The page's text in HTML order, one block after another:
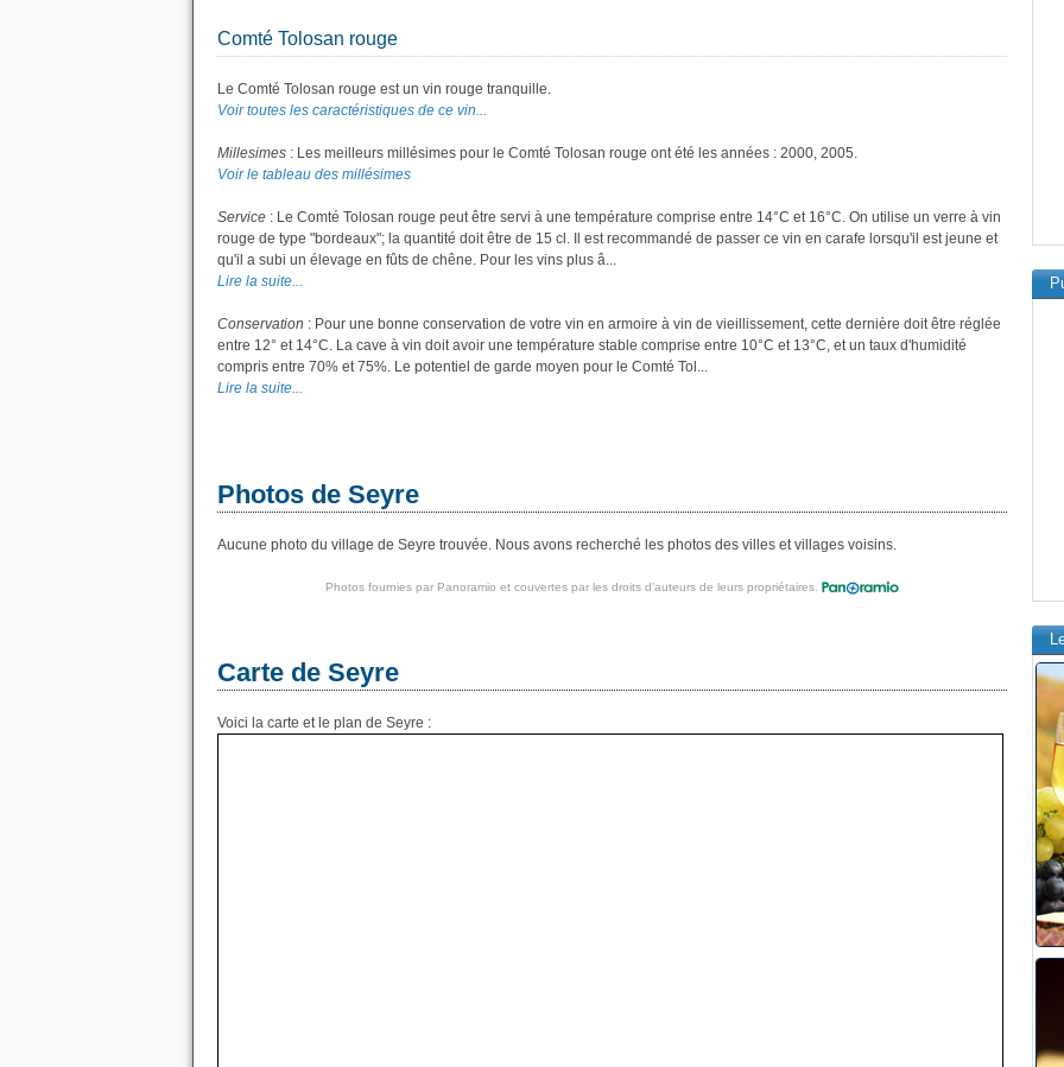
Comté Tolosan rouge
Le Comté Tolosan rouge est un vin rouge tranquille.
Voir toutes les caractéristiques de ce vin...
Millesimes : Les meilleurs millésimes pour le Comté Tolosan rouge ont été les années : 2000, 2005.
Voir le tableau des millésimes
Service : Le Comté Tolosan rouge peut être servi à une température comprise entre 14°C et 16°C. On utilise un verre à vin
rouge de type "bordeaux"; la quantité doit être de 15 cl. Il est recommandé de passer ce vin en carafe lorsqu'il est jeune et
qu'il a subi un élevage en fûts de chêne. Pour les vins plus â...
Lire la suite...
Conservation : Pour une bonne conservation de votre vin en armoire à vin de vieillissement, cette dernière doit être réglée
entre 12° et 14°C. La cave à vin doit avoir une température stable comprise entre 10°C et 13°C, et un taux d'humidité
compris entre 70% et 75%. Le potentiel de garde moyen pour le Comté Tol...
Lire la suite...
Photos de Seyre
Aucune photo du village de Seyre trouvée. Nous avons recherché les photos des villes et villages voisins.
Photos fournies par Panoramio et couvertes par les droits d'auteurs de leurs propriétaires.
Carte de Seyre
Voici la carte et le plan de Seyre :